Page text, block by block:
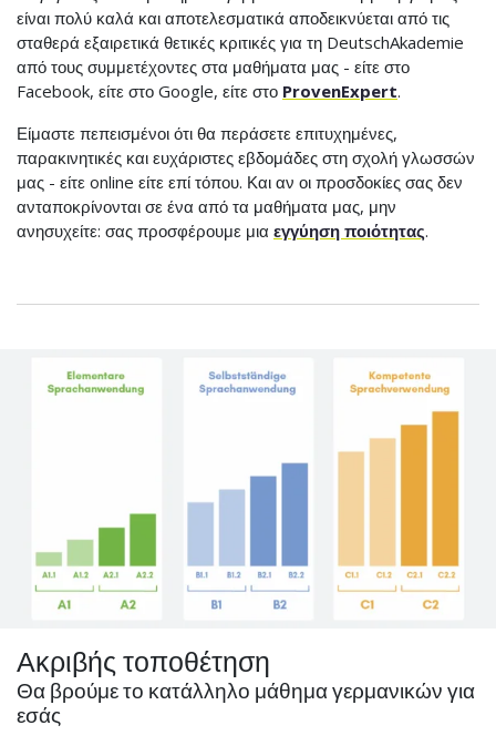
είναι πολύ καλά και αποτελεσματικά αποδεικνύεται από τις
σταθερά εξαιρετικά θετικές κριτικές για τη DeutschAkademie
από τους συμμετέχοντες στα μαθήματα μας - είτε στο
Facebook, είτε στο Google, είτε στο ProvenExpert.
Είμαστε πεπεισμένοι ότι θα περάσετε επιτυχημένες,
παρακινητικές και ευχάριστες εβδομάδες στη σχολή γλωσσών
μας - είτε online είτε επί τόπου. Και αν οι προσδοκίες σας δεν
ανταποκρίνονται σε ένα από τα μαθήματα μας, μην
ανησυχείτε: σας προσφέρουμε μια εγγύηση ποιότητας.
Ακριβής τοποθέτηση
Θα βρούμε το κατάλληλο μάθημα γερμανικών για
εσάς